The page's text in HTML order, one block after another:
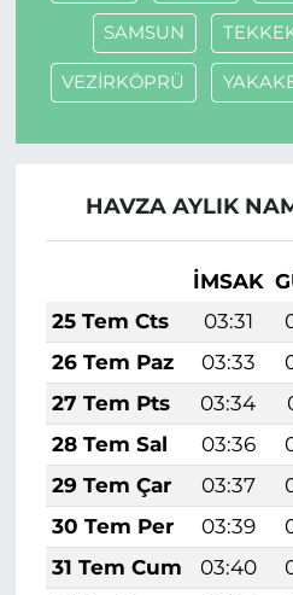
SAMSUN
VEZİRKÖPRÜ
HAVZA AYLIK
İMSAK
25 Tem Cts
03:31
26 Tem Paz
03:33
27 Tem Pts
03:34
28 Tem Sal
03:36
29 Tem Çar
03:37
30 Tem Per
03:39
31 Tem Cum
03:40